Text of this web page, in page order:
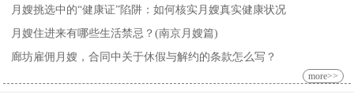
月嫂挑选中的“健康证”陷阱：如何核实月嫂真实健康状况
月嫂住进来有哪些生活禁忌？(南京月嫂篇)
廊坊雇佣月嫂，合同中关于休假与解约的条款怎么写？
more>>